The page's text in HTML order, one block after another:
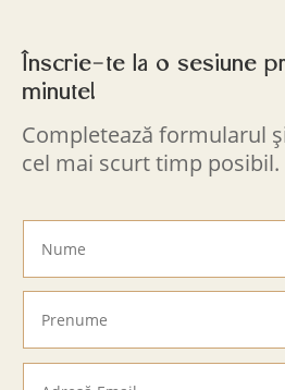
Înscrie-te la o sesiune
minute!
Completează formularul
cel mai scurt timp posibil.